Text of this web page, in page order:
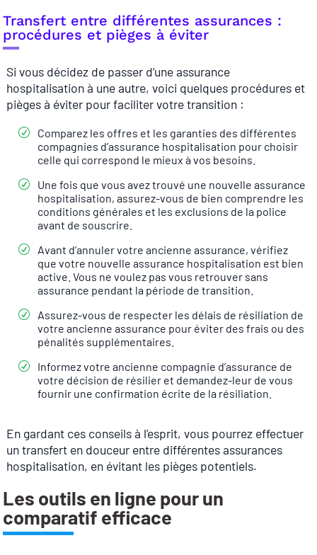
Transfert entre différentes assurances :
procédures et pièges à éviter
Si vous décidez de passer d’une assurance
hospitalisation à une autre, voici quelques procédures et
pièges à éviter pour faciliter votre transition :
Comparez les offres et les garanties des différentes
compagnies d’assurance hospitalisation pour choisir
celle qui correspond le mieux à vos besoins.
Une fois que vous avez trouvé une nouvelle assurance
hospitalisation, assurez-vous de bien comprendre les
conditions générales et les exclusions de la police
avant de souscrire.
Avant d’annuler votre ancienne assurance, vérifiez
que votre nouvelle assurance hospitalisation est bien
active. Vous ne voulez pas vous retrouver sans
assurance pendant la période de transition.
Assurez-vous de respecter les délais de résiliation de
votre ancienne assurance pour éviter des frais ou des
pénalités supplémentaires.
Informez votre ancienne compagnie d’assurance de
votre décision de résilier et demandez-leur de vous
fournir une confirmation écrite de la résiliation.
En gardant ces conseils à l’esprit, vous pourrez effectuer
un transfert en douceur entre différentes assurances
hospitalisation, en évitant les pièges potentiels.
Les outils en ligne pour un
comparatif efficace